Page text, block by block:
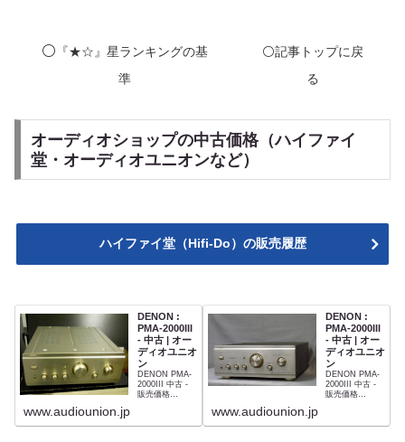
⚪️ 『★☆』星ランキングの基
準
⚪️記事トップに戻
る
オーディオショップの中古価格（ハイファイ
堂・オーディオユニオンなど）
ハイファイ堂（Hifi-Do）の販売履歴
DENON :
PMA-2000III
- 中古 | オー
ディオユニオ
ン
DENON PMA-
2000III 中古 -
販売価格
www.audiounion.jp
DENON :
PMA-2000III
- 中古 | オー
ディオユニオ
ン
DENON PMA-
2000III 中古 -
販売価格
www.audiounion.jp